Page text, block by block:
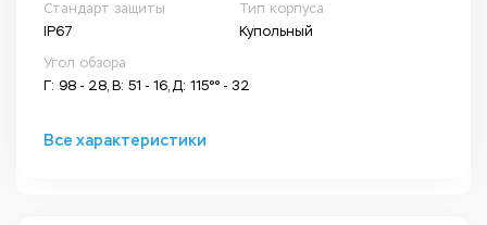
Стандарт защиты
IP67
Тип корпуса
Купольный
Угол обзора
Г: 98 - 28, В: 51 - 16, Д: 115°° - 32
Все характеристики